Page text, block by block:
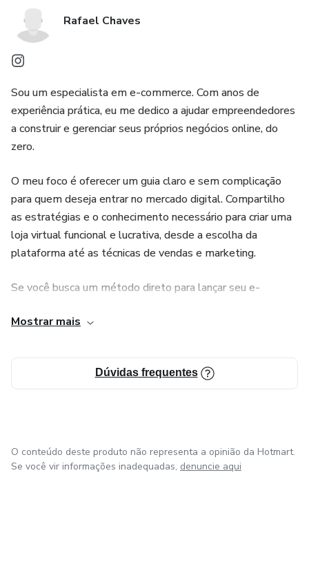
Rafael Chaves
Sou um especialista em e-commerce. Com anos de
experiência prática, eu me dedico a ajudar empreendedores
a construir e gerenciar seus próprios negócios online, do
zero.
O meu foco é oferecer um guia claro e sem complicação
para quem deseja entrar no mercado digital. Compartilho
as estratégias e o conhecimento necessário para criar uma
loja virtual funcional e lucrativa, desde a escolha da
plataforma até as técnicas de vendas e marketing.
Se você busca um método direto para lançar seu e-
caminho para o seu sucesso.
Mostrar mais
Dúvidas frequentes
O conteúdo deste produto não representa a opinião da Hotmart.
Se você vir informações inadequadas, denuncie aqui